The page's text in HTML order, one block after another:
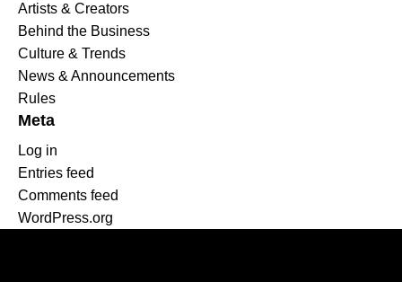
Artists & Creators
Behind the Business
Culture & Trends
News & Announcements
Rules
Meta
Log in
Entries feed
Comments feed
WordPress.org